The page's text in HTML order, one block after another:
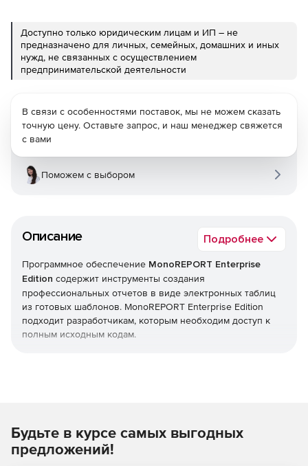
Доступно только юридическим лицам и ИП – не
предназначено для личных, семейных, домашних и иных
нужд, не связанных с осуществлением
предпринимательской деятельности
Описание Подробнее
Программное обеспечение MonoREPORT Enterprise
Edition содержит инструменты создания
профессиональных отчетов в виде электронных таблиц
из готовых шаблонов. MonoREPORT Enterprise Edition
подходит разработчикам, которым необходим доступ к
полным исходным кодам.
MonoREPORT Enterprise Edition предназначен для
разработчиков как Windows, так и web-
приложений.Возможности MonoREPORT Enterprise
В связи с особенностями поставок, мы не можем сказать
точную цену. Оставьте запрос, и наш менеджер свяжется
с вами
Поможем с выбором
Будьте в курсе самых выгодных
предложений!